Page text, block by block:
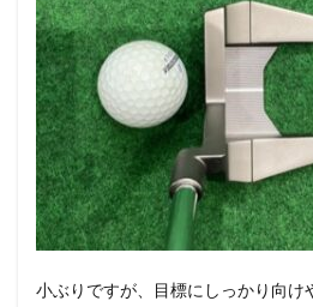
感
じ。
4
TRUSS
パタ
ー
TM1
の打
った
際の
打感
5
小ぶりですが、目標にしっかり向け